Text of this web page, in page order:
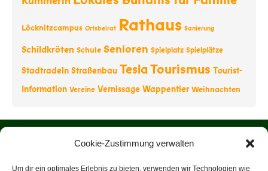
Cookie-Zustimmung verwalten
Um dir ein optimales Erlebnis zu bieten, verwenden wir Technologien wie
Löcknitzcampus Ortsbeirat Rathaus Sanierung
Schildkröten Schule Senioren Spielplatz Spielplätze
Stadtradeln Straßenbau TeslaTourismus Tourist-
Information Vereine Vernissage Wappentier Weihnachten